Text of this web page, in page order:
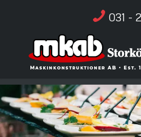
031 -